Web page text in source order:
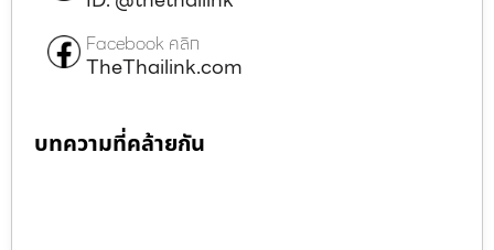
Facebook คลิก
TheThailink.com
บทความที่คล้ายกัน